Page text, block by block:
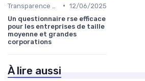
• 12/06/2025
Un questionnaire rse efficace
pour les entreprises de taille
moyenne et grandes
corporations
À lire aussi